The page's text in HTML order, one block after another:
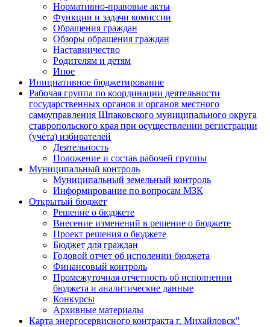
Нормативно-правовые акты
Функции и задачи комиссии
Обращения граждан
Обзоры обращения граждан
Наставничество
Родителям и детям
Иное
Инициативное бюджетирование
Рабочая группа по координации деятельности
государственных органов и органов местного
самоуправления Шпаковского муниципального округа
ставропольского края при осуществлении регистрации
(учёта) избирателей
Деятельность
Положение и состав рабочей группы
Муниципальный контроль
Муниципальный земельный контроль
Информирование по вопросам МЗК
Открытый бюджет
Решение о бюджете
Внесение изменений в решение о бюджете
Проект решения о бюджете
Бюджет для граждан
Годовой отчет об исполении бюджета
Финансовый контроль
Промежуточная отчетность об исполнении
бюджета и аналитические данные
Конкурсы
Архивные материалы
Карта энергосервисного контракта г. Михайловск"